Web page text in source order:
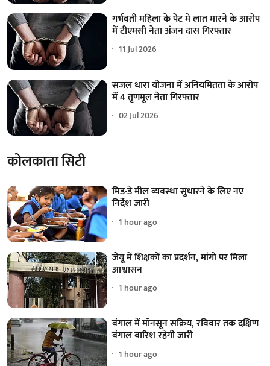
गर्भवती महिला के पेट में लात मारने के आरोप
में टीएमसी नेता अंजन दास गिरफ्तार
11 Jul 2026
सजल धारा योजना में अनियमितता के आरोप
में 4 तृणमूल नेता गिरफ्तार
02 Jul 2026
कोलकाता सिटी
मिड-डे मील व्यवस्था सुधारने के लिए नए
निर्देश जारी
1 hour ago
जेयू में शिक्षकों का प्रदर्शन, मांगों पर मिला
आश्वासन
1 hour ago
बंगाल में मॉनसून सक्रिय, रविवार तक दक्षिण
बंगाल बारिश रहेगी जारी
1 hour ago